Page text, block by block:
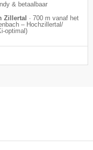
& betaalbaar
Zillertal · 700 m vanaf het
– Hochzillertal/​
optimal)